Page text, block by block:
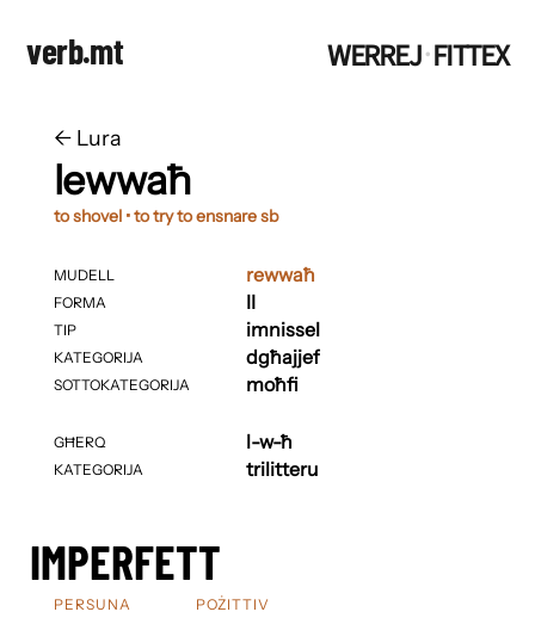
verb.mt WERREJ·FITTEX
← ​​Lura
lewwaħ
to shovel • to try to ensnare sb
MUDELL
FORMA
TIP
KATEGORIJA
SOTTOKATEGORIJA
GĦERQ
KATEGORIJA
rewwaħ
II
imnissel
dgħajjef
moħfi
l-w-ħ
trilitteru
IMPERFETT
PERSUNA
POŻITTIV